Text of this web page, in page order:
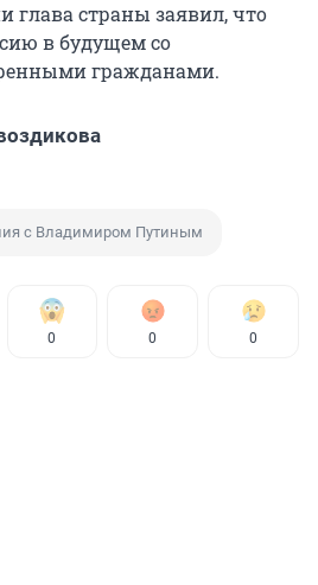
глава страны заявил, что
в будущем со
гражданами.
с Владимиром Путиным
0 0 0